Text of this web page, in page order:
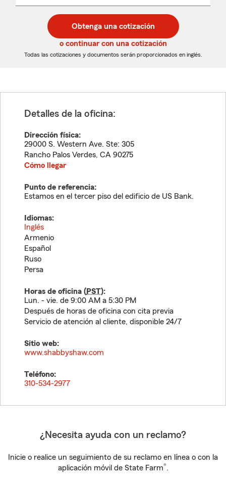
desplegable
de
5
dígitos
de
5
dígitos
Obtenga una cotización
o continuar con una cotización
Todas las cotizaciones y documentos serán proporcionados en inglés.
Detalles de la oficina:
Dirección física:
29000 S. Western Ave. Ste: 305
Rancho Palos Verdes, CA 90275
Cómo llegar
Punto de referencia:
Estamos en el tercer piso del edificio de US Bank.
Idiomas:
Inglés
Armenio
Español
Ruso
Persa
Horas de oficina (PST):
Lun. - vie. de 9:00 AM a 5:30 PM
Después de horas de oficina con cita previa
Servicio de atención al cliente, disponible 24/7
Sitio web:
www.shabbyshaw.com
Teléfono:
310-534-2977
¿Necesita ayuda con un reclamo?
Inicie o realice un seguimiento de su reclamo en línea o con la
aplicación móvil de State Farm®.